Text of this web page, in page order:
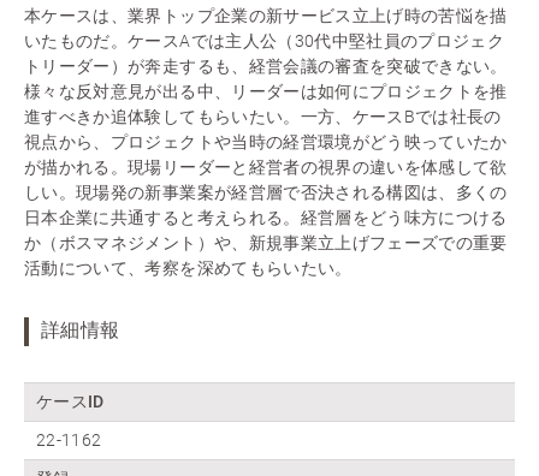
本ケースは、業界トップ企業の新サービス立上げ時の苦悩を描
いたものだ。ケースAでは主人公（30代中堅社員のプロジェク
トリーダー）が奔走するも、経営会議の審査を突破できない。
様々な反対意見が出る中、リーダーは如何にプロジェクトを推
進すべきか追体験してもらいたい。一方、ケースBでは社長の
視点から、プロジェクトや当時の経営環境がどう映っていたか
が描かれる。現場リーダーと経営者の視界の違いを体感して欲
しい。現場発の新事業案が経営層で否決される構図は、多くの
日本企業に共通すると考えられる。経営層をどう味方につける
か（ボスマネジメント）や、新規事業立上げフェーズでの重要
活動について、考察を深めてもらいたい。
詳細情報
ケースID
22-1162